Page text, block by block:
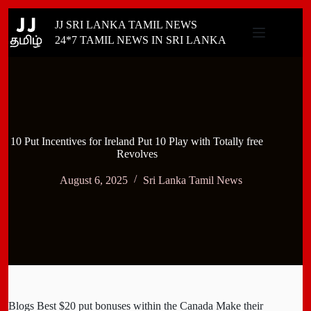
content
JJ SRI LANKA TAMIL NEWS
24*7 TAMIL NEWS IN SRI LANKA
10 Put Incentives for Ireland Put 10 Play with Totally free
Revolves
August 6, 2025 Sri Lanka Tamil News
Blogs Best $20 put bonuses within the Canada Make their